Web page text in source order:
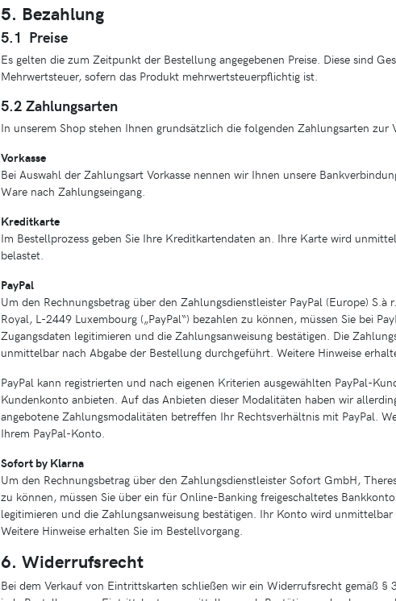
5. Bezahlung
5.1 Preise
Es gelten die zum Zeitpunkt der Bestellung angegebenen Preise. Diese sind
Mehrwertsteuer, sofern das Produkt mehrwertsteuerpflichtig ist.
5.2 Zahlungsarten
In unserem Shop stehen Ihnen grundsätzlich die folgenden Zahlungsarten zur
Vorkasse
Bei Auswahl der Zahlungsart Vorkasse nennen wir Ihnen unsere
Ware nach Zahlungseingang.
Kreditkarte
Im Bestellprozess geben Sie Ihre Kreditkartendaten an. Ihre Karte wird
belastet.
PayPal
Um den Rechnungsbetrag über den Zahlungsdienstleister PayPal (Europe)
Royal, L-2449 Luxembourg („PayPal“) bezahlen zu können, müssen Sie bei
Zugangsdaten legitimieren und die Zahlungsanweisung bestätigen. Die
unmittelbar nach Abgabe der Bestellung durchgeführt. Weitere Hinweise
PayPal kann registrierten und nach eigenen Kriterien ausgewählten PayPal-
Kundenkonto anbieten. Auf das Anbieten dieser Modalitäten haben wir
angebotene Zahlungsmodalitäten betreffen Ihr Rechtsverhältnis mit PayPal.
Ihrem PayPal-Konto.
Sofort by Klarna
Um den Rechnungsbetrag über den Zahlungsdienstleister Sofort GmbH,
zu können, müssen Sie über ein für Online-Banking freigeschaltetes
legitimieren und die Zahlungsanweisung bestätigen. Ihr Konto wird
Weitere Hinweise erhalten Sie im Bestellvorgang.
6. Widerrufsrecht
Bei dem Verkauf von Eintrittskarten schließen wir ein Widerrufsrecht gemäß §